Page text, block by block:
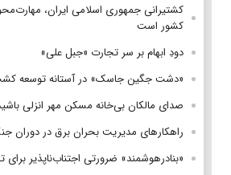
کشتیرانی جمهوری اسلامی ایران،
کشور است
دودِ ابهام بر سر تجارت «جبل علی»
«دشت جگین جاسک» در آستانه توسعه
صدای مالکان بی‌خانه مسکن مهر انزلی
راهکارهای مدیریت بحران برق در دوران
«بنادرهوشمند» ضرورتی اجتناب‌ناپذیر برای